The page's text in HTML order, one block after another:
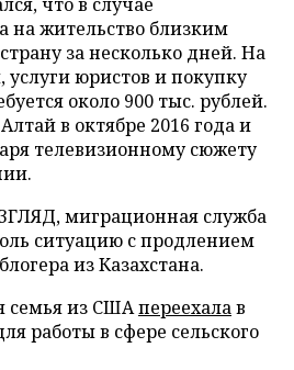
на жительство близким
за несколько дней. На
юристов и покупку
около 900 тыс. рублей.
в октябре 2016 года и
телевизионному сюжету
миграционная служба
ситуацию с продлением
из Казахстана.
семья из СШАпереехалав
работы в сфере сельского